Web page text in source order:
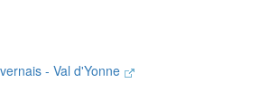
- Val d'Yonne